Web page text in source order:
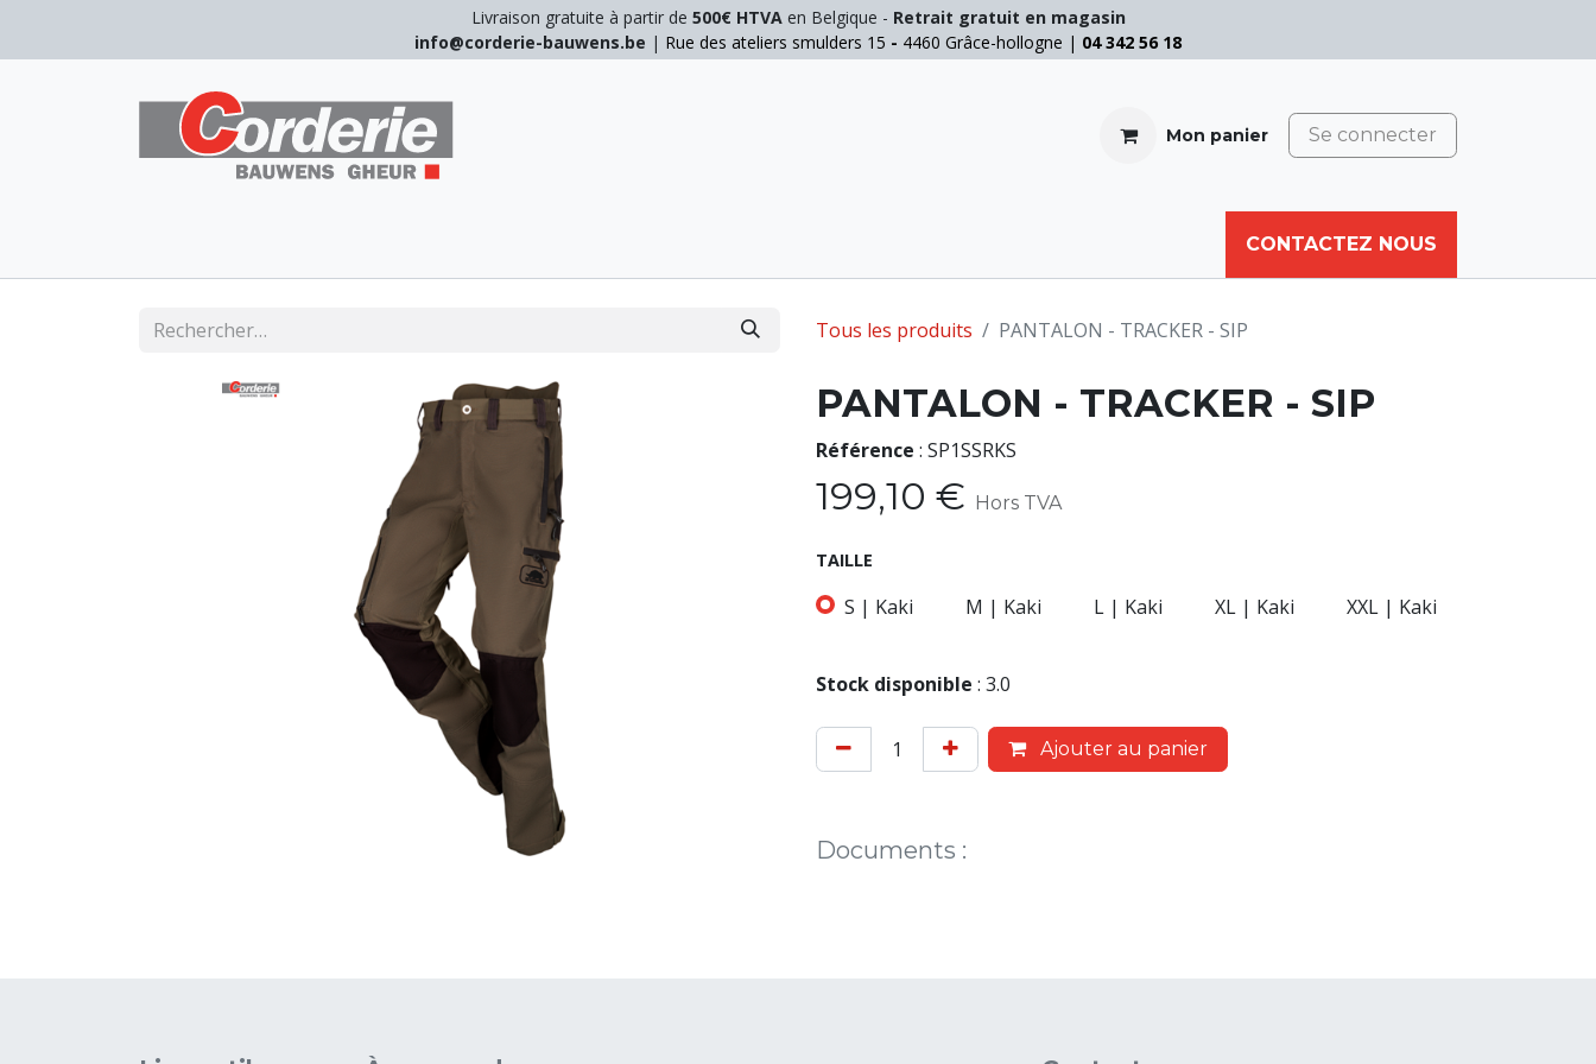
Livraison gratuite à partir de 500€ HTVAen Belgique - Retrait gratuit en magasin
info@corderie-bauwens.be | Rue des ateliers smulders 15 - 4460 Grâce-hollogne | 04 342 56 18
Mon panier Se connecter
CORDE AUTRES
CONTACTEZ NOUS
Tous les produits PANTALON - TRACKER - SIP
PANTALON - TRACKER - SIP
Référence : SP1SSRKS
199,10 € Hors TVA
TAILLE
S | Kaki M | Kaki L | Kaki XL | Kaki XXL | Kaki
Stock disponible : 3.0
Ajouter au panier
Documents :